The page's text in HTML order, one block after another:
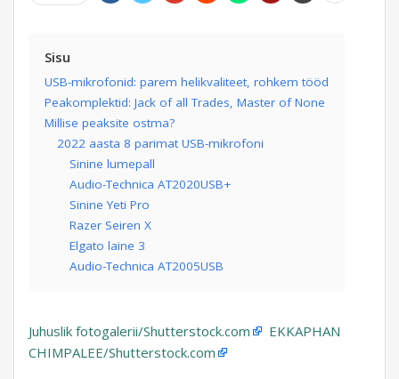
Sisu
USB-mikrofonid: parem helikvaliteet, rohkem tööd
Peakomplektid: Jack of all Trades, Master of None
Millise peaksite ostma?
2022 aasta 8 parimat USB-mikrofoni
Sinine lumepall
Audio-Technica AT2020USB+
Sinine Yeti Pro
Razer Seiren X
Elgato laine 3
Audio-Technica AT2005USB
Juhuslik fotogalerii/Shutterstock.com
EKKAPHAN
CHIMPALEE/Shutterstock.com